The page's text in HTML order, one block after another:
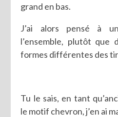
grand en bas.
J’ai alors pensé à
l’ensemble, plutôt que
formes différentes des
Tu le sais, en tant
le motif chevron, j’en ai